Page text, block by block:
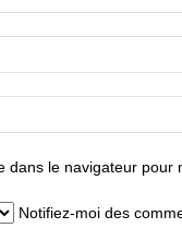
le navigateur pour
Notifiez-moi des